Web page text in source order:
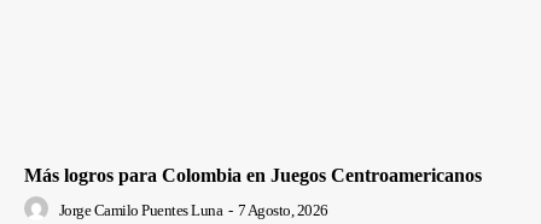
Más logros para Colombia en Juegos Centroamericanos
Jorge Camilo Puentes Luna - 7 Agosto, 2026